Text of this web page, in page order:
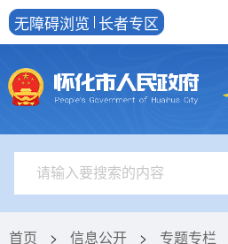
无障碍浏览 长者专区
首页 > 信息公开 > 专题专栏